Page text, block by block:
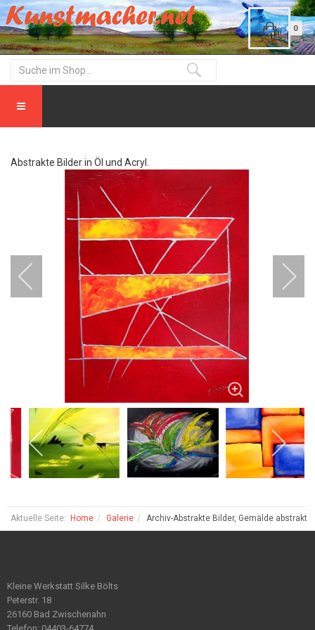
0
Abstrakte Bilder in Öl und Acryl.
Aktuelle Seite: Home Galerie Archiv-Abstrakte Bilder, Gemälde abstrakt
Kleine Werkstatt Silke Bölts
Peterstr. 18
26160 Bad Zwischenahn